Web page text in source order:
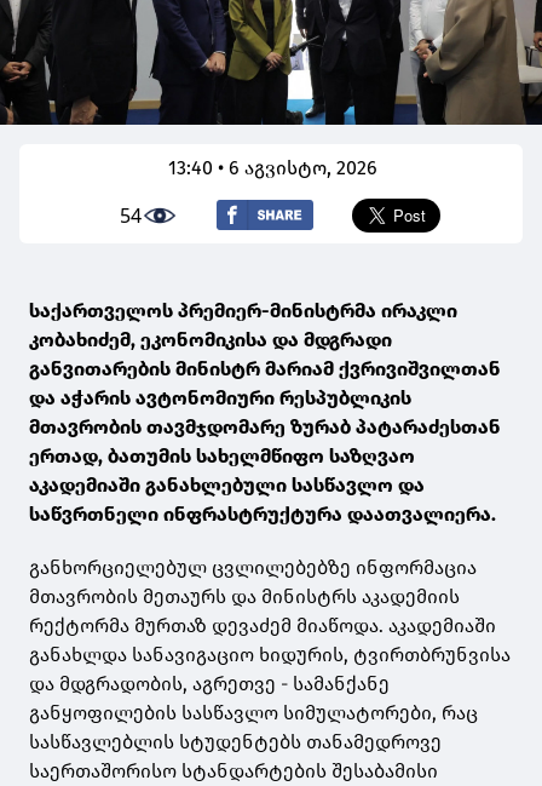
13:40 • 6 აგვისტო, 2026
54
საქართველოს პრემიერ-მინისტრმა ირაკლი
კობახიძემ, ეკონომიკისა და მდგრადი
განვითარების მინისტრ მარიამ ქვრივიშვილთან
და აჭარის ავტონომიური რესპუბლიკის
მთავრობის თავმჯდომარე ზურაბ პატარაძესთან
ერთად, ბათუმის სახელმწიფო საზღვაო
აკადემიაში განახლებული სასწავლო და
საწვრთნელი ინფრასტრუქტურა დაათვალიერა.
განხორციელებულ ცვლილებებზე ინფორმაცია
მთავრობის მეთაურს და მინისტრს აკადემიის
რექტორმა მურთაზ დევაძემ მიაწოდა. აკადემიაში
განახლდა სანავიგაციო ხიდურის, ტვირთბრუნვისა
და მდგრადობის, აგრეთვე - სამანქანე
განყოფილების სასწავლო სიმულატორები, რაც
სასწავლებლის სტუდენტებს თანამედროვე
საერთაშორისო სტანდარტების შესაბამისი